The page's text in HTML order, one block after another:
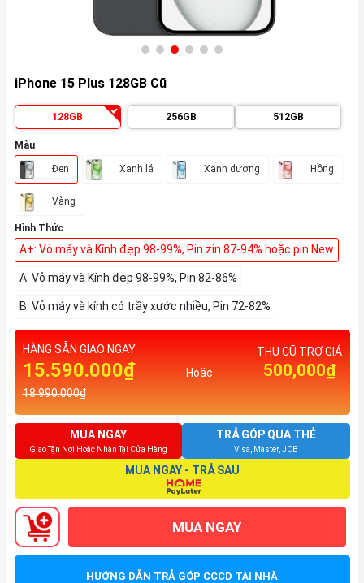
iPhone 15 Plus 128GB Cũ
128GB 256GB 512GB
Màu
Đen Xanh lá Xanh dương Hồng
Vàng
Hình Thức
A+: Vỏ máy và Kính đẹp 98-99%, Pin zin 87-94% hoặc pin New
A: Vỏ máy và Kính đẹp 98-99%, Pin 82-86%
B: Vỏ máy và kính có trầy xước nhiều, Pin 72-82%
HÀNG SẴN GIAO NGAY
15.590.000₫
18.990.000₫
Hoặc
THU CŨ TRỢ GIÁ
500,000₫
MUA NGAY
Giao Tận Nơi Hoặc Nhận Tại Cửa Hàng
TRẢ GÓP QUA THẺ
Visa, Master, JCB
MUA NGAY - TRẢ SAU
MUA NGAY
HƯỚNG DẪN TRẢ GÓP CCCD TẠI NHÀ